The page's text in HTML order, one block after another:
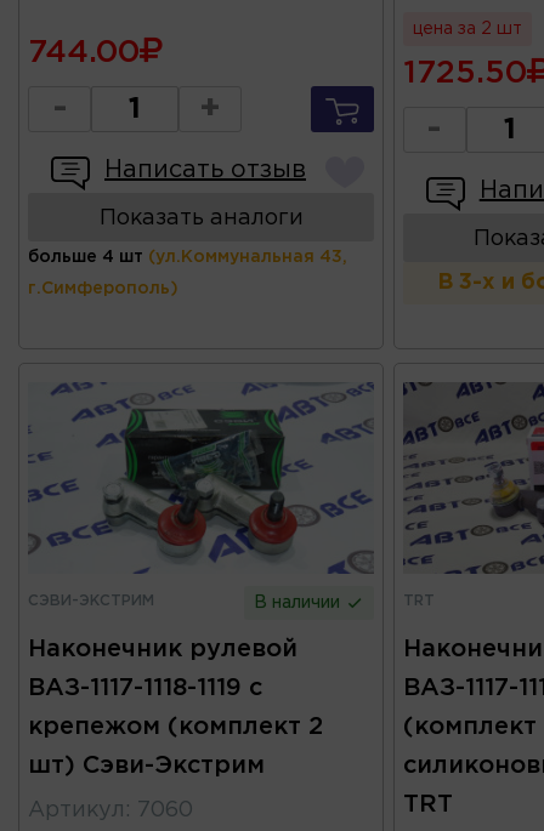
744.00
- +
Написать отзыв
Показать аналоги
больше 4 шт (ул.Коммунальная 43,
г.Симферополь)
цена за 2 шт
1725.50
-
В 3-х и
СЭВИ-ЭКСТРИМ В наличии
Наконечник рулевой
ВАЗ-1117-1118-1119 с
крепежом (комплект 2
шт) Сэви-Экстрим
Артикул :
7060
TRT
ВАЗ-1117-
TRT